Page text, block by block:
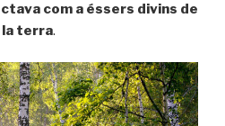
com a éssers divins de
la terra.